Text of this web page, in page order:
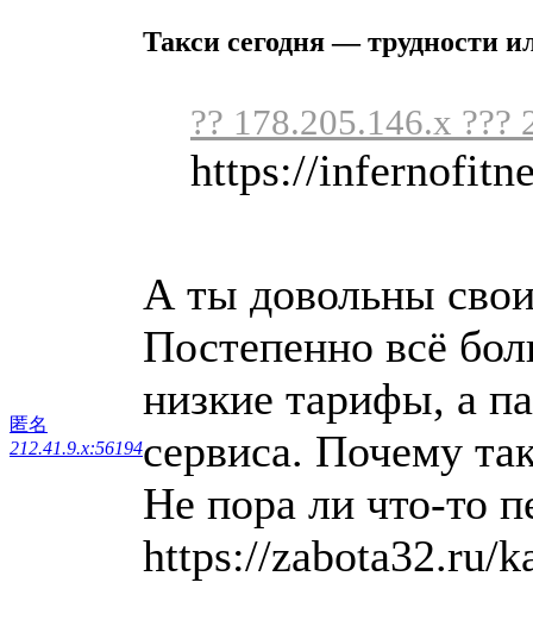
匿名
212.41.9.x:56194
Такси сегодня — трудности
?? 178.205.146.x ???
https://
А ты довольны
Постепенно всё
низкие тарифы, а
сервиса. Почему
Не пора ли что-то
https://zabota32.ru/